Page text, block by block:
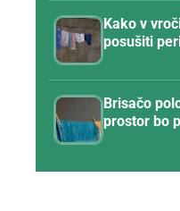
Kako v
posušiti
Brisačo
prostor bo